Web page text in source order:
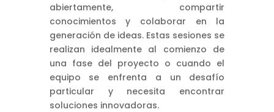
abiertamente, compartir
conocimientos y colaborar en la
generación de ideas. Estas sesiones se
realizan idealmente al comienzo de
una fase del proyecto o cuando el
equipo se enfrenta a un desafío
particular y necesita encontrar
soluciones innovadoras.